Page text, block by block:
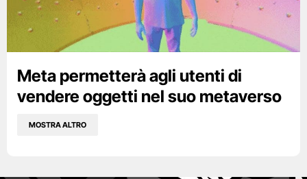
Meta permetterà agli utenti di
vendere oggetti nel suo metaverso
MOSTRA ALTRO